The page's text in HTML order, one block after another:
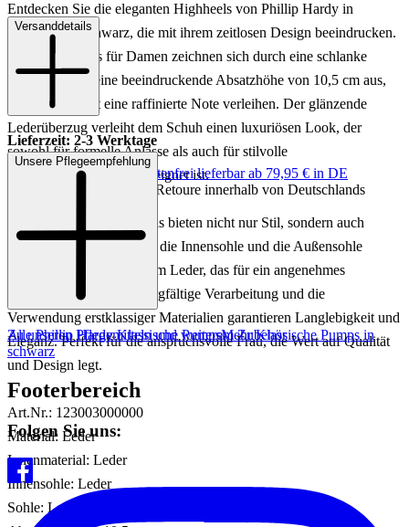
Entdecken Sie die eleganten Highheels von Phillip Hardy in
klassischem Schwarz, die mit ihrem zeitlosen Design beeindrucken.
Diese Highheels für Damen zeichnen sich durch eine schlanke
Silhouette und eine beeindruckende Absatzhöhe von 10,5 cm aus,
die jedem Outfit eine raffinierte Note verleihen. Der glänzende
Lederüberzug verleiht dem Schuh einen luxuriösen Look, der
sowohl für formelle Anlässe als auch für stilvolle
Abendveranstaltungen geeignet ist.
Diese exquisiten Highheels bieten nicht nur Stil, sondern auch
Komfort. Das Innenfutter, die Innensohle und die Außensohle
bestehen aus hochwertigem Leder, das für ein angenehmes
Tragegefühl sorgt. Die sorgfältige Verarbeitung und die
Verwendung erstklassiger Materialien garantieren Langlebigkeit und
Eleganz. Perfekt für die anspruchsvolle Frau, die Wert auf Qualität
und Design legt.
Art.Nr.: 123003000000
Material: Leder
Innenmaterial: Leder
Innensohle: Leder
Sohle: Leder
Versanddetails
Lieferzeit: 2-3 Werktage
Keine Versandkosten:
kostenfrei lieferbar ab 79,95 € in DE
Einfache und Kostenlose Retoure innerhalb von Deutschlands
Unsere Pflegeempfehlung
Zu unseren Pflegemitteln und weiterem Zubehör
Alle Phillip Hardy Klassische PumpsMehr Klassische Pumps in
schwarz
Footerbereich
Folgen Sie uns: